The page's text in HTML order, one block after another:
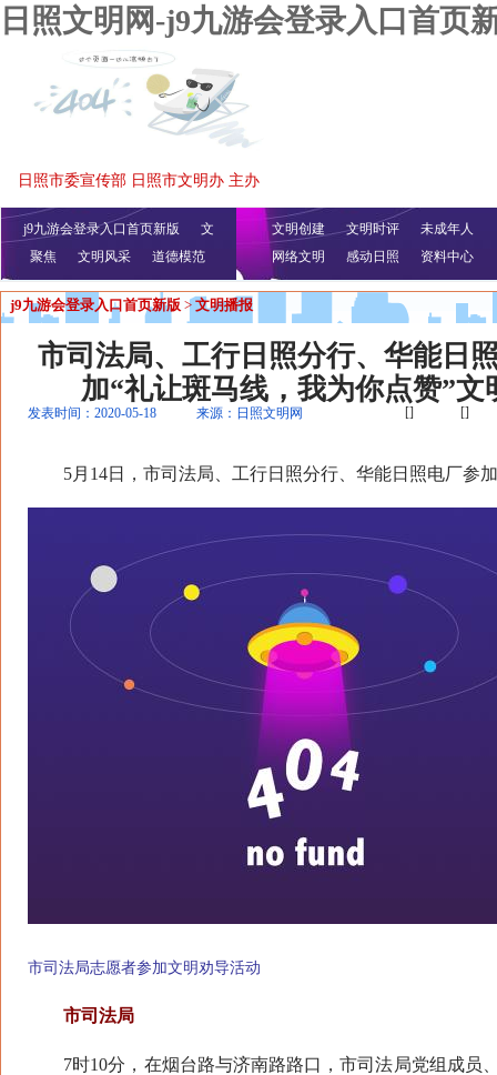
日照文明网-j9九游会登录入口首页
日照市委宣传部 日照市文明办 主办
j9九游会登录入口首页新版
文
明播报
公益视频
聚焦 文明风采 道德模范
文明创建 文明时评
未成年人
网络文明
感动日照 资料中心
j9九游会登录入口首页新版 > 文明播报
市司法局、工行日照分行、华能日
加“礼让斑马线，我为你点赞”文
发表时间：2020-05-18 来源：日照文明网 [] []
5月14日，市司法局、工行日照分行、华能日照电厂参
市司法局志愿者参加文明劝导活动
市司法局
7时10分，在烟台路与济南路路口，市司法局党组成员